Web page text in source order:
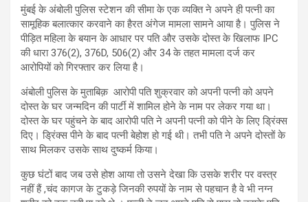
मुंबई के अंबोली पुलिस स्टेशन की सीमा के एक व्यक्ति ने अपने ही पत्नी का
सामूहिक बलात्कार करवाने का हैरत अंगेज मामला सामने आया है। पुलिस ने
पीड़ित महिला के बयान के आधार पर पति और उसके दोस्त के खिलाफ IPC
की धारा 376(2), 376D, 506(2) और 34 के तहत मामला दर्ज कर
आरोपियों को गिरफ्तार कर लिया है।
अंबोली पुलिस के मुताबिक़ आरोपी पति शुक्रवार को अपनी पत्नी को अपने
दोस्त के घर जन्मदिन की पार्टी में शामिल होने के नाम पर लेकर गया था।
दोस्त के घर पहुंचने के बाद आरोपी पति ने अपनी पत्नी को पीने के लिए ड्रिंक्स
दिए। ड्रिंक्स पीने के बाद पत्नी बेहोश हो गई थी। तभी पति ने अपने दोस्तों के
साथ मिलकर उसके साथ दुष्कर्म किया।
कुछ घंटों बाद जब उसे होश आया तो उसने देखा कि उसके शरीर पर वस्त्र
नहीं हैं ,चंद कागज के टुकड़े जिनकी रुपयों के नाम से पहचान है वे भी नग्न